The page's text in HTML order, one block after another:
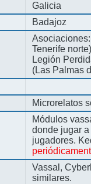
Galicia
Badajoz
Tenerife
Legión
(Las Palmas
Microrelatos
Módulos
donde jugar
jugadores.
Vassal,
similares.